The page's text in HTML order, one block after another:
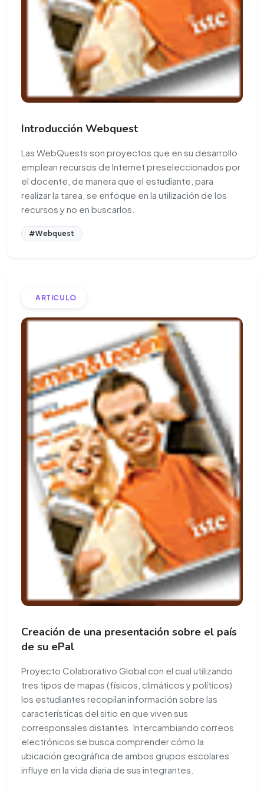
Introducción Webquest
Las WebQuests son proyectos que en su desarrollo
emplean recursos de Internet preseleccionados por
el docente, de manera que el estudiante, para
realizar la tarea, se enfoque en la utilización de los
recursos y no en buscarlos.
#Webquest
ARTICULO
Creación de una presentación sobre el país
de su ePal
Proyecto Colaborativo Global con el cual utilizando
tres tipos de mapas (físicos, climáticos y políticos)
los estudiantes recopilan información sobre las
características del sitio en que viven sus
corresponsales distantes. Intercambiando correos
electrónicos se busca comprender cómo la
ubicación geográfica de ambos grupos escolares
influye en la vida diaria de sus integrantes.